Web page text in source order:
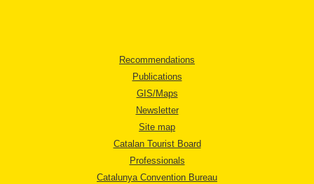
Recommendations
Publications
GIS/Maps
Newsletter
Site map
Catalan Tourist Board
Professionals
Catalunya Convention Bureau